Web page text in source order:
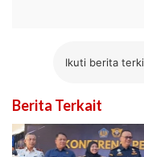
Ikuti berita
Berita Terkait